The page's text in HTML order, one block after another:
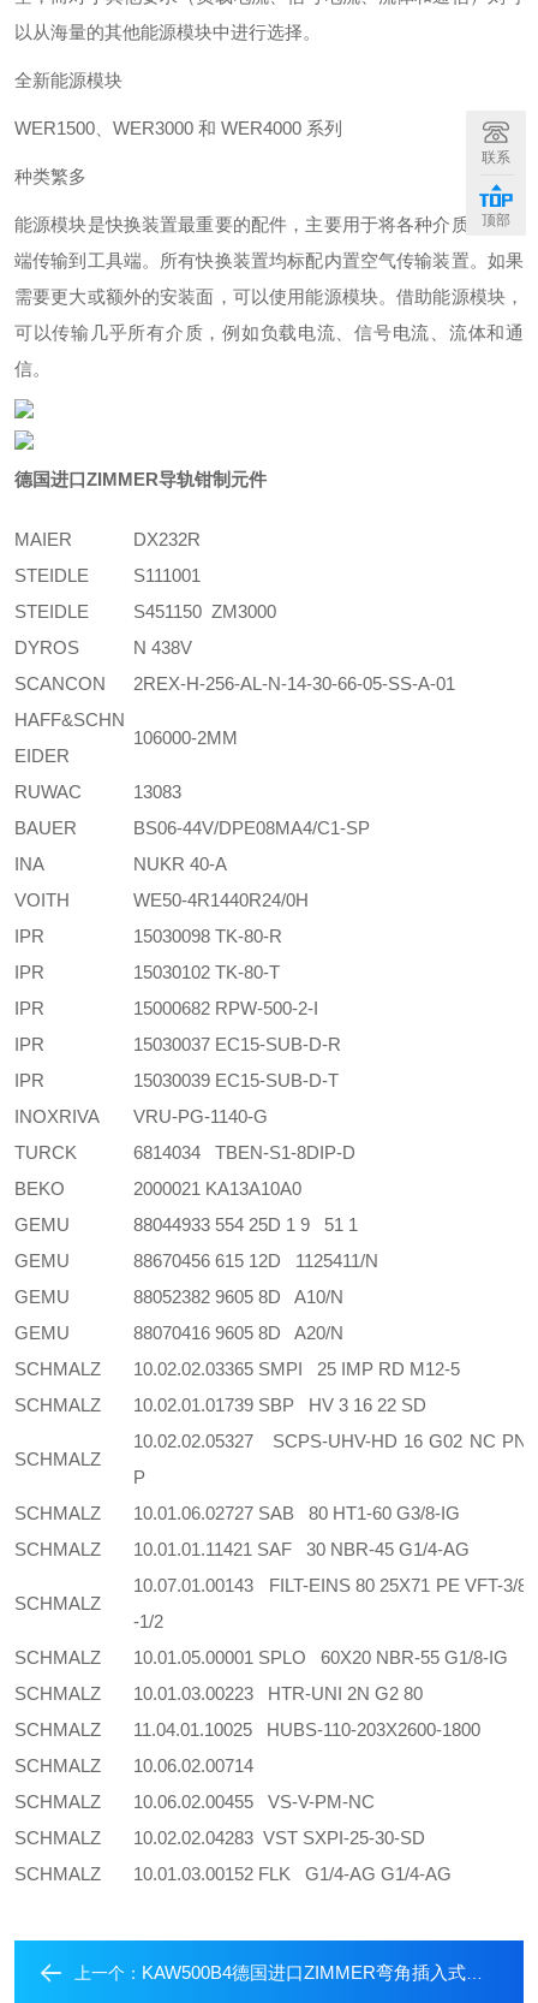
以从海量的其他能源模块中进行选择。
全新能源模块
WER1500、WER3000 和 WER4000 系列
种类繁多
能源模块是快换装置最重要的配件，主要用于将各种介质从固定
端传输到工具端。所有快换装置均标配内置空气传输装置。如果
需要更大或额外的安装面，可以使用能源模块。借助能源模块，
可以传输几乎所有介质，例如负载电流、信号电流、流体和通
信。
德国进口ZIMMER导轨钳制元件
MAIER
DX232R
STEIDLE
S111001
STEIDLE
S451150 ZM3000
DYROS
N 438V
SCANCON
2REX-H-256-AL-N-14-30-66-05-SS-A-01
HAFF&SCHN
EIDER
106000-2MM
RUWAC
13083
BAUER
BS06-44V/DPE08MA4/C1-SP
INA
NUKR 40-A
VOITH
WE50-4R1440R24/0H
IPR
15030098 TK-80-R
IPR
15030102 TK-80-T
IPR
15000682 RPW-500-2-I
IPR
15030037 EC15-SUB-D-R
IPR
15030039 EC15-SUB-D-T
INOXRIVA
VRU-PG-1140-G
TURCK
6814034 TBEN-S1-8DIP-D
BEKO
2000021 KA13A10A0
GEMU
88044933 554 25D 1 9 51 1
GEMU
88670456 615 12D 1125411/N
GEMU
88052382 9605 8D A10/N
GEMU
88070416 9605 8D A20/N
SCHMALZ
10.02.02.03365 SMPI 25 IMP RD M12-5
SCHMALZ
10.02.01.01739 SBP HV 3 16 22 SD
SCHMALZ
10.02.02.05327 SCPS-UHV-HD 16 G02 NC PN
P
SCHMALZ
10.01.06.02727 SAB 80 HT1-60 G3/8-IG
SCHMALZ
10.01.01.11421 SAF 30 NBR-45 G1/4-AG
SCHMALZ
10.07.01.00143 FILT-EINS 80 25X71 PE VFT-3/8
-1/2
SCHMALZ
10.01.05.00001 SPLO 60X20 NBR-55 G1/8-IG
SCHMALZ
10.01.03.00223 HTR-UNI 2N G2 80
SCHMALZ
11.04.01.10025 HUBS-110-203X2600-1800
SCHMALZ
10.06.02.00714
SCHMALZ
10.06.02.00455 VS-V-PM-NC
SCHMALZ
10.02.02.04283 VST SXPI-25-30-SD
SCHMALZ
10.01.03.00152 FLK G1/4-AG G1/4-AG
上一个： KAW500B4德国进口ZIMMER弯角插入式连接头
联系
顶部